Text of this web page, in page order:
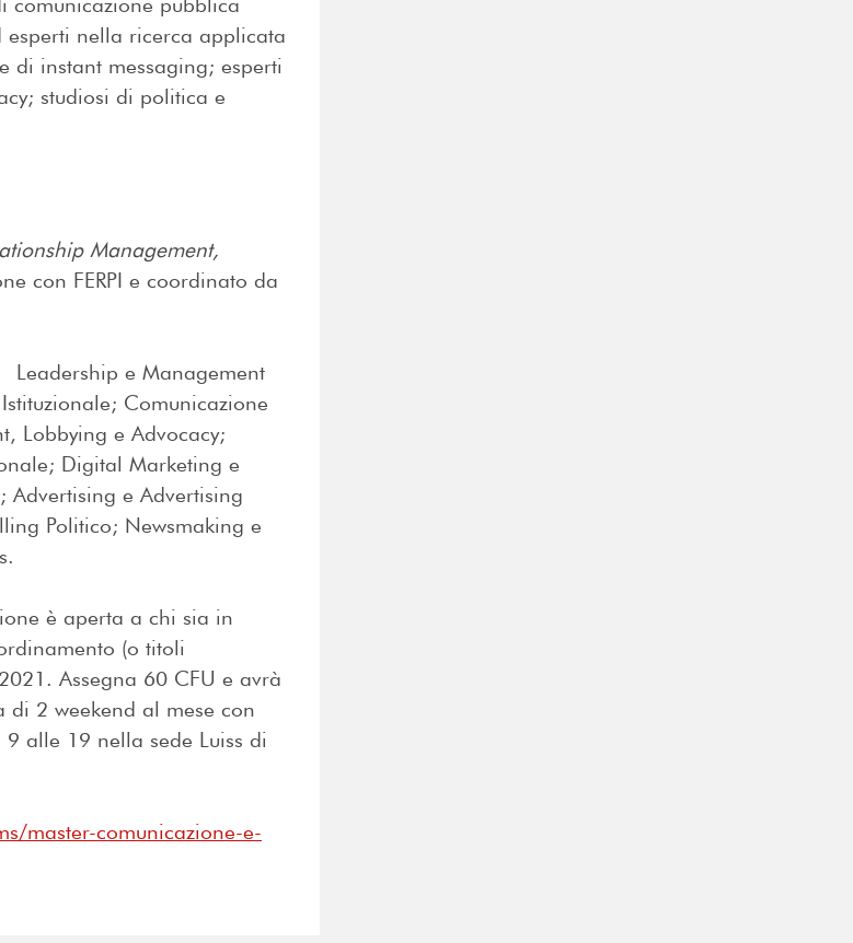
nella ricerca applicata
di instant messaging; esperti
studiosi di politica e
Management,
con FERPI e coordinato da
e Management
Comunicazione
Lobbying e Advocacy;
Digital Marketing e
e Advertising
Politico; Newsmaking e
è aperta a chi sia in
(o titoli
Assegna 60 CFU e avrà
2 weekend al mese con
alle 19 nella sede Luiss di
master-comunicazione-e-